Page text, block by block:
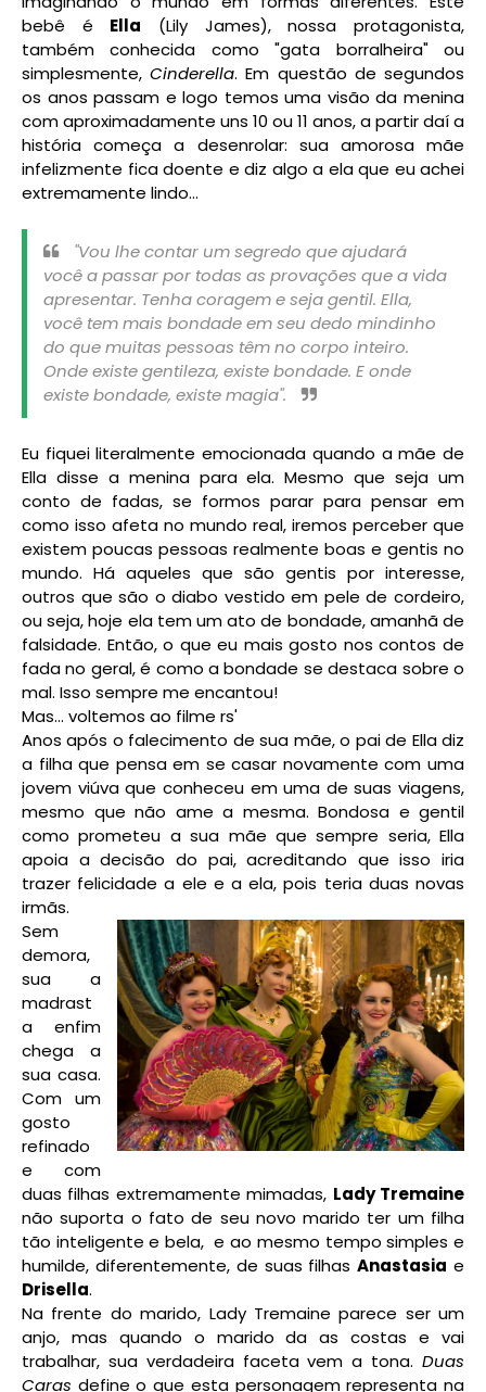
bebê é Ella (Lily James), nossa protagonista,
também conhecida como "gata borralheira" ou
simplesmente,Cinderella. Em questão de segundos
os anos passam e logo temos uma visão da menina
com aproximadamente uns 10 ou 11 anos, a partir daí a
história começa a desenrolar: sua amorosa mãe
infelizmente fica doente e diz algo a ela que eu achei
extremamente lindo...
"Vou lhe contar um segredo que ajudará
você a passar por todas as provações que a vida
apresentar. Tenha coragem e seja gentil. Ella,
você tem mais bondade em seu dedo mindinho
do que muitas pessoas têm no corpo inteiro.
Onde existe gentileza, existe bondade. E onde
existe bondade, existe magia".
Eu fiquei literalmente emocionada quando a mãe de
Ella disse a menina para ela. Mesmo que seja um
conto de fadas, se formos parar para pensar em
como isso afeta no mundo real, iremos perceber que
existem poucas pessoas realmente boas e gentis no
mundo. Há aqueles que são gentis por interesse,
outros que são o diabo vestido em pele de cordeiro,
ou seja, hoje ela tem um ato de bondade, amanhã de
falsidade. Então, o que eu mais gosto nos contos de
fada no geral, é como a bondade se destaca sobre o
mal. Isso sempre me encantou!
Mas... voltemos ao filme rs'
Anos após o falecimento de sua mãe, o pai de Ella diz
a filha que pensa em se casar novamente com uma
jovem viúva que conheceu em uma de suas viagens,
mesmo que não ame a mesma. Bondosa e gentil
como prometeu a sua mãe que sempre seria, Ella
apoia a decisão do pai, acreditando que isso iria
trazer felicidade a ele e a ela, pois teria duas novas
irmãs.
Sem
demora,
sua a
madrast
a enfim
chega a
sua casa.
Com um
gosto
refinado
e com
duas filhas extremamente mimadas, Lady Tremaine
não suporta o fato de seu novo marido ter um filha
tão inteligente e bela, e ao mesmo tempo simples e
humilde, diferentemente, de suas filhasAnastasia e
Drisella.
Na frente do marido, Lady Tremaine parece ser um
anjo, mas quando o marido da as costas e vai
trabalhar, sua verdadeira faceta vem a tona. Duas
Caras define o que esta personagem representa na